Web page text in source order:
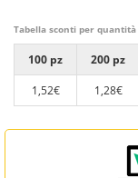
Tabella sconti per quantità
100 pz 200 pz
1,52€
1,28€